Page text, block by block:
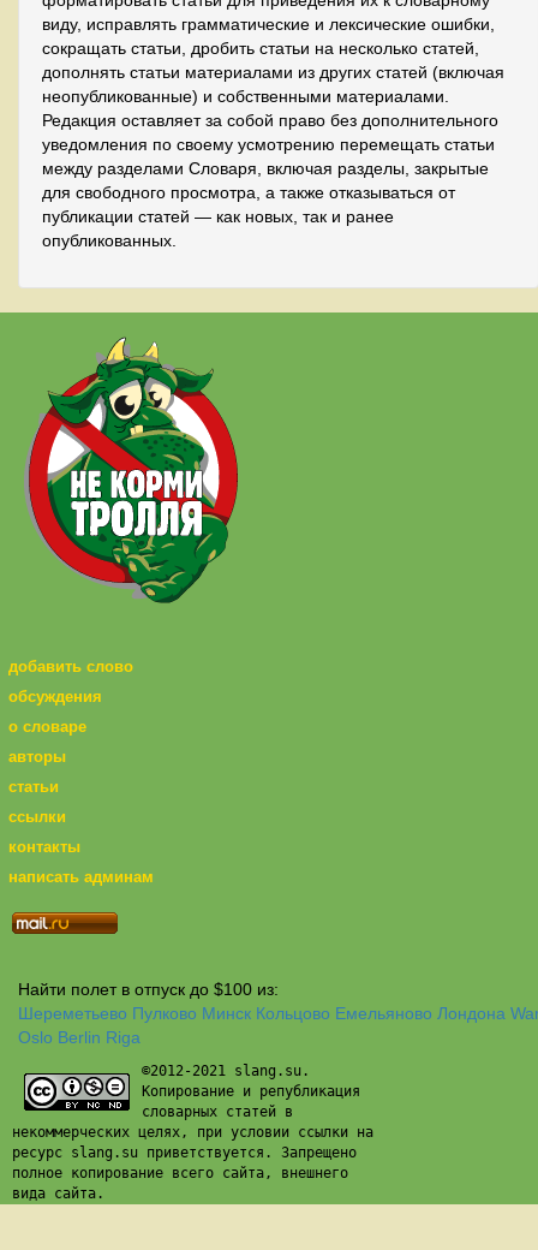
виду, исправлять грамматические и лексические ошибки,
сокращать статьи, дробить статьи на несколько статей,
дополнять статьи материалами из других статей (включая
неопубликованные) и собственными материалами.
Редакция оставляет за собой право без дополнительного
уведомления по своему усмотрению перемещать статьи
между разделами Словаря, включая разделы, закрытые
для свободного просмотра, а также отказываться от
публикации статей — как новых, так и ранее
опубликованных.
добавить слово
обсуждения
о словаре
авторы
статьи
ссылки
контакты
написать админам
Найти полет в отпуск до $100 из:
Шереметьево Пулково Минск Кольцово Емельяново Лондона
Oslo Berlin Riga
©2012-2021 slang.su.
Копирование и републикация
словарных статей в
некоммерческих целях, при условии ссылки на
ресурс slang.su приветствуется. Запрещено
полное копирование всего сайта, внешнего
вида сайта.